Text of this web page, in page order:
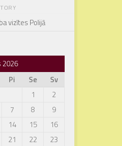
vizītes Polijā
2026
Pi Se
Sv
1
2
7 8
9
14 15
16
21 22
23